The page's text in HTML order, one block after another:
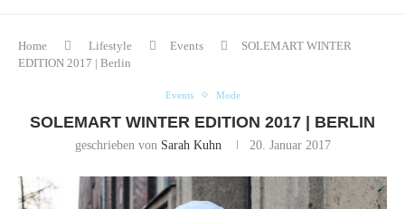
Home Lifestyle Events
SOLEMART WINTER
EDITION 2017 | Berlin
Events Mode
SOLEMART WINTER EDITION 2017 | BERLIN
geschrieben von Sarah Kuhn 20. Januar 2017